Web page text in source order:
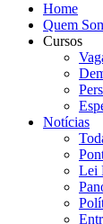
Home
Quem
Cursos
Notícias
Lei